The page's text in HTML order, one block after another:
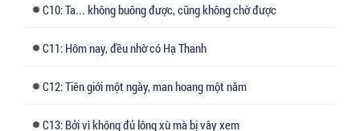
danh bất hư truyền.
Trước mặt bao người, mỹ nhân xuyên qua đám
Thanh thay y phục cho vi sư."
10: Ta... không buông được, cũng không chờ được
11: Hôm nay, đều nhờ có Hạ Thanh
12: Tiên giới một ngày, man hoang một năm
13: Bởi vì không đủ lông xù mà bị vây xem